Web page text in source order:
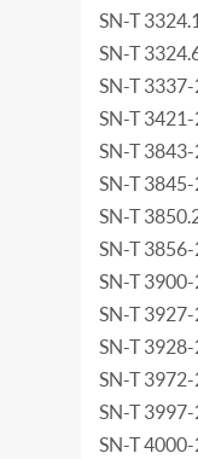
SN-T
SN-T
SN-T
SN-T
SN-T
SN-T
SN-T
SN-T
SN-T
SN-T
SN-T
SN-T
SN-T
SN-T